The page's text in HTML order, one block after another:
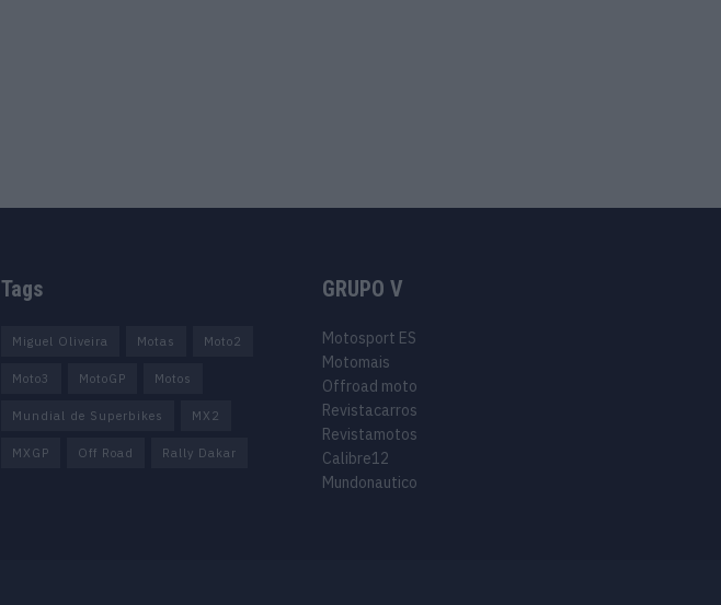
Tags
Miguel Oliveira Motas Moto2
Moto3 MotoGP Motos
Mundial de Superbikes MX2
MXGP Off Road Rally Dakar
GRUPO V
Motosport ES
Motomais
Offroad moto
Revistacarros
Revistamotos
Calibre12
Mundonautico